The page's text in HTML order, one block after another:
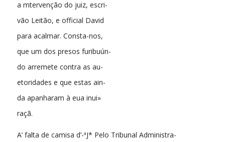
a mtervenção do juiz, escri-
vão Leitão, e official David
para acalmar. Consta-nos,
que um dos presos furibuún-
do arremete contra as au-
etoridades e que estas ain-
da apanharam à eua inui»
raçã.
A’ falta de camisa d’-ªJ* Pelo Tribunal Administra-